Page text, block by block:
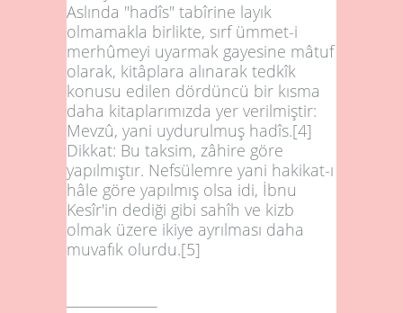
Aslında "hadîs" tabîrine layık
olmamakla birlikte, sırf ümmet-i
merhûmeyi uyarmak gayesine mâtuf
olarak, kitâplara alınarak tedkîk
konusu edilen dördüncü bir kısma
daha kitaplarımızda yer verilmiştir:
Mevzû, yani uydurulmuş hadîs.[4]
Dikkat: Bu taksim, zâhire göre
yapılmıştır. Nefsülemre yani hakikat-ı
hâle göre yapılmış olsa idi, İbnu
Kesîr'in dediği gibi sahîh ve kizb
olmak üzere ikiye ayrılması daha
muvafık olurdu.[5]